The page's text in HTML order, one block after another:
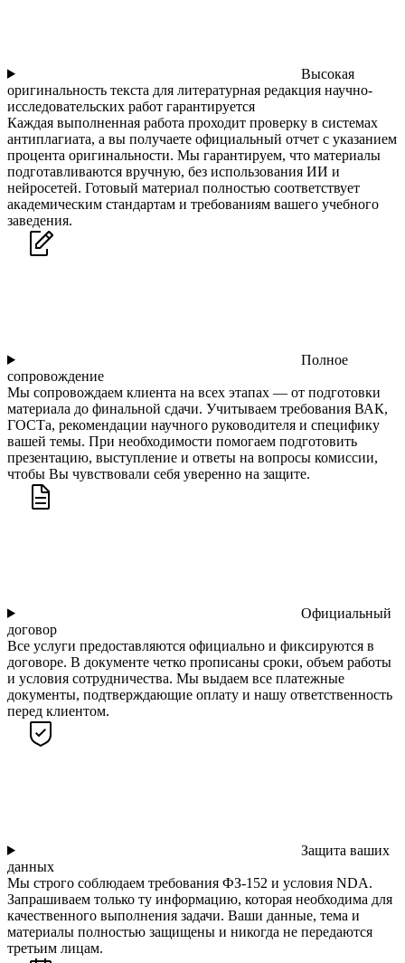
Высокая
оригинальность текста для литературная редакция научно-
исследовательских работ гарантируется
Каждая выполненная работа проходит проверку в системах
антиплагиата, а вы получаете официальный отчет с указанием
процента оригинальности. Мы гарантируем, что материалы
подготавливаются вручную, без использования ИИ и
нейросетей. Готовый материал полностью соответствует
академическим стандартам и требованиям вашего учебного
заведения.
Полное
сопровождение
Мы сопровождаем клиента на всех этапах — от подготовки
материала до финальной сдачи. Учитываем требования ВАК,
ГОСТа, рекомендации научного руководителя и специфику
вашей темы. При необходимости помогаем подготовить
презентацию, выступление и ответы на вопросы комиссии,
чтобы Вы чувствовали себя уверенно на защите.
Официальный
договор
Все услуги предоставляются официально и фиксируются в
договоре. В документе четко прописаны сроки, объем работы
и условия сотрудничества. Мы выдаем все платежные
документы, подтверждающие оплату и нашу ответственность
перед клиентом.
Защита ваших
данных
Мы строго соблюдаем требования ФЗ-152 и условия NDA.
Запрашиваем только ту информацию, которая необходима для
качественного выполнения задачи. Ваши данные, тема и
материалы полностью защищены и никогда не передаются
третьим лицам.